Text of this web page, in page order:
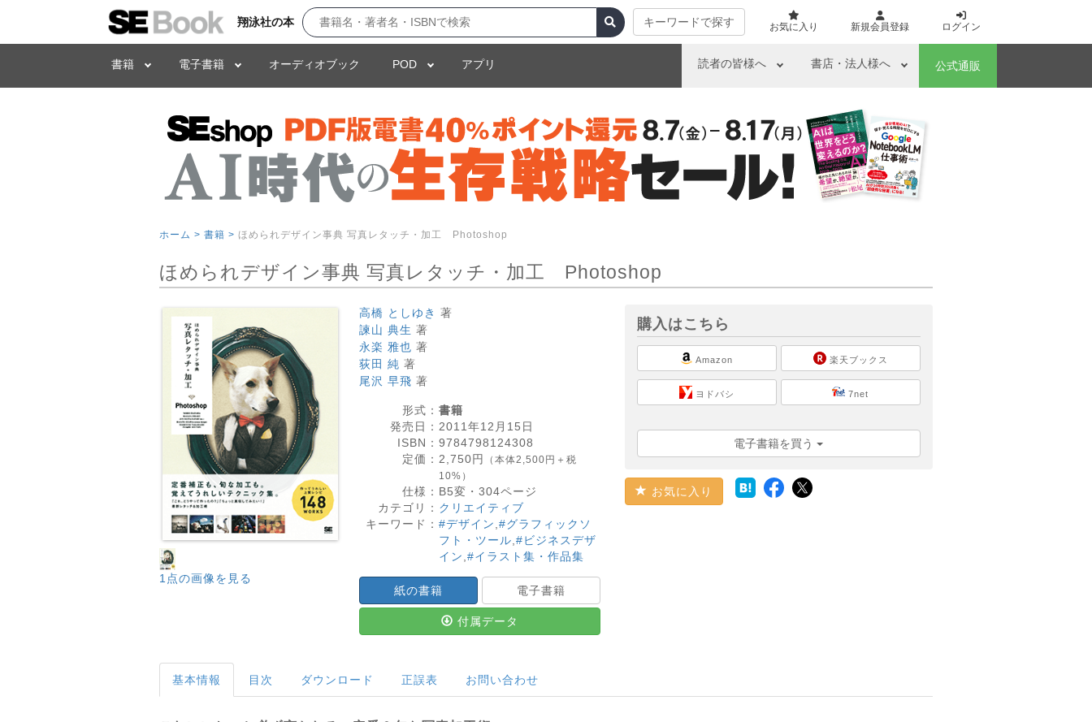
翔泳社の本 キーワードで探す お気に入り 新規会員登録 ログイン
書籍 電子書籍 オーディオブック POD アプリ 読者の皆様へ 書店・法人様へ 公式通販
ホーム > 書籍 > ほめられデザイン事典 写真レタッチ・加工 Photoshop
ほめられデザイン事典 写真レタッチ・加工 Photoshop
1点の画像を見る
高橋 としゆき 著
諫山 典生 著
永楽 雅也 著
荻田 純 著
尾沢 早飛 著
形式： 書籍
発売日： 2011年12月15日
ISBN： 9784798124308
定価： 2,750円
（本体2,500円＋税
10%）
仕様： B5変・ 304ページ
カテゴリ： クリエイティブ
キーワード： #デザイン #グラフィックソ
フト・ツール #ビジネスデザ
イン #イラスト集・作品集
紙の書籍 電子書籍
付属データ
購入はこちら
Amazon
ヨドバシ
楽天ブックス
7net
電子書籍を買う
お気に入り
基本情報 目次 ダウンロード 正誤表 お問い合わせ